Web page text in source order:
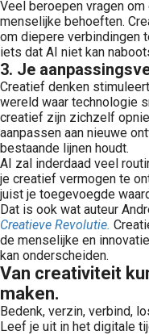
Veel beroepen vragen om
menselijke behoeften.
om diepere verbindingen
iets dat AI niet kan
3. Je
Creatief denken
wereld waar technologie
creatief zijn zichzelf
aanpassen aan nieuwe
bestaande lijnen houdt.
AI zal inderdaad veel
je creatief vermogen te
juist je toegevoegde
Dat is ook wat auteur
Creatieve Revolutie.
de menselijke en
kan onderscheiden.
Van creativiteit
maken.
Bedenk, verzin, verbind,
Leef je uit in het digitale